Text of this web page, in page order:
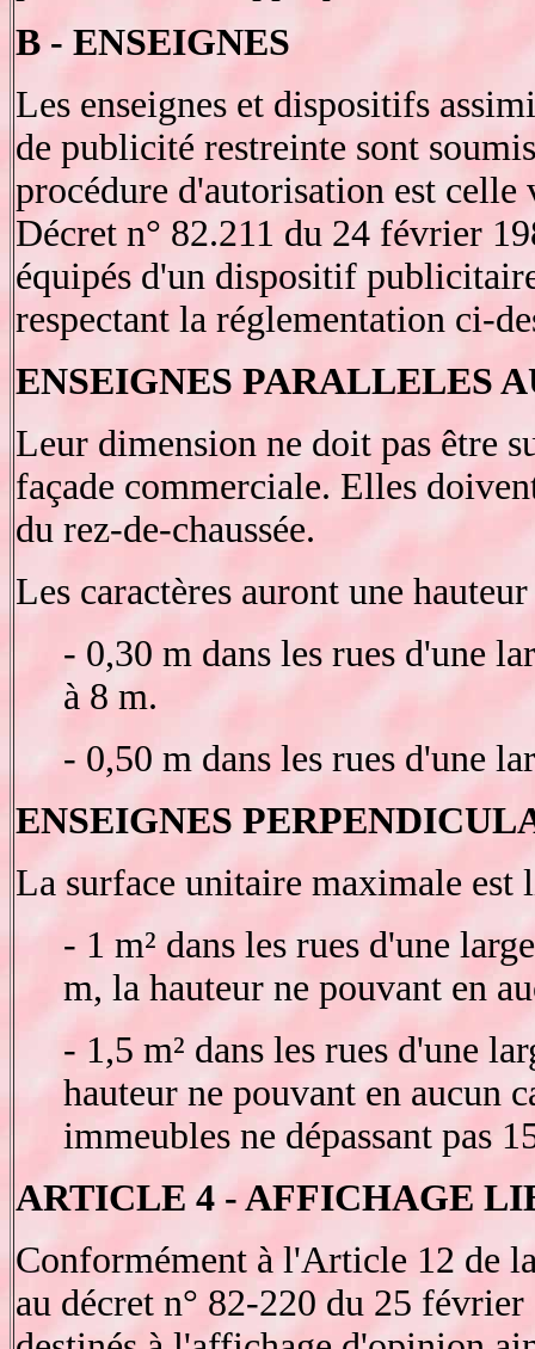
B - ENSEIGNES
Les enseignes et dispositifs
de publicité restreinte sont
procédure d'autorisation est celle
Décret n° 82.211 du 24 février
équipés d'un dispositif
respectant la réglementation ci-
ENSEIGNES PARALLELES
Leur dimension ne doit pas être
façade commerciale. Elles
du rez-de-chaussée.
Les caractères auront une
- 0,30 m dans les rues d'une
à 8 m.
- 0,50 m dans les rues d'une
ENSEIGNES
La surface unitaire maximale est
- 1 m² dans les rues d'une
m, la hauteur ne pouvant en
- 1,5 m² dans les rues d'une
hauteur ne pouvant en aucun
immeubles ne dépassant pas
ARTICLE 4 - AFFICHAGE
Conformément à l'Article 12 de
au décret n° 82-220 du 25